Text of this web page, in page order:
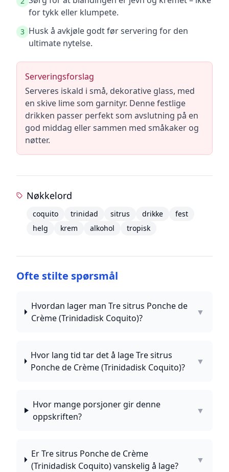
for tykk eller klumpete.
3 Husk å avkjøle godt før servering for den
ultimate nytelse.
Serveringsforslag
Serveres iskald i små, dekorative glass, med
en skive lime som garnityr. Denne festlige
drikken passer perfekt som avslutning på en
god middag eller sammen med småkaker og
nøtter.
Nøkkelord
coquito trinidad sitrus drikke
fest
helg
krem alkohol tropisk
Ofte stilte spørsmål
Hvordan lager man Tre sitrus Ponche de
Crème (Trinidadisk Coquito)?
▼
Hvor lang tid tar det å lage Tre sitrus
Ponche de Crème (Trinidadisk Coquito)?
▼
Hvor mange porsjoner gir denne
oppskriften?
▼
Er Tre sitrus Ponche de Crème
(Trinidadisk Coquito) vanskelig å lage?
▼